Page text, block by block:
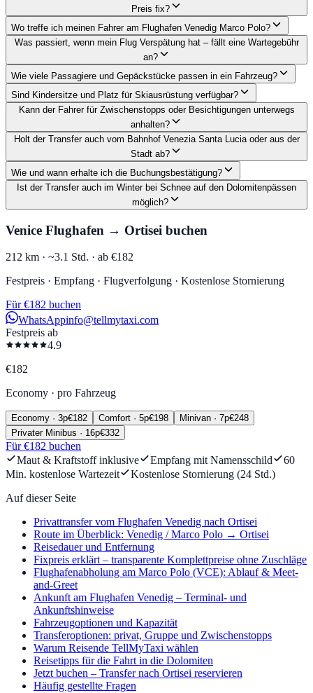
Preis fix?
Wo treffe ich meinen Fahrer am Flughafen Venedig Marco Polo?
Was passiert, wenn mein Flug Verspätung hat – fällt eine Wartegebühr
an?
Wie viele Passagiere und Gepäckstücke passen in ein Fahrzeug?
Sind Kindersitze und Platz für Skiausrüstung verfügbar?
Kann der Fahrer für Zwischenstopps oder Besichtigungen unterwegs
anhalten?
Holt der Transfer auch vom Bahnhof Venezia Santa Lucia oder aus der
Stadt ab?
Wie und wann erhalte ich die Buchungsbestätigung?
Ist der Transfer auch im Winter bei Schnee auf den Dolomitenpässen
möglich?
Venice Flughafen → Ortisei buchen
212 km · ~3.1 Std. · ab €182
Festpreis · Empfang · Flugverfolgung · Kostenlose Stornierung
Für €182 buchen
WhatsAppinfo@tellmytaxi.com
Festpreis ab
4.9
€182
Economy · pro Fahrzeug
Economy · 3p€182 Comfort · 5p€198 Minivan · 7p€248
Privater Minibus · 16p€332
Für €182 buchen
Maut & Kraftstoff inklusive
Empfang mit Namensschild
60
Min. kostenlose Wartezeit
Kostenlose Stornierung (24 Std.)
Auf dieser Seite
Privattransfer vom Flughafen Venedig nach Ortisei
Route im Überblick: Venedig / Marco Polo → Ortisei
Reisedauer und Entfernung
Fixpreis erklärt – transparente Komplettpreise ohne Zuschläge
Flughafenabholung am Marco Polo (VCE): Ablauf & Meet-
and-Greet
Ankunft am Flughafen Venedig – Terminal- und
Ankunftshinweise
Fahrzeugoptionen und Kapazität
Transferoptionen: privat, Gruppe und Zwischenstopps
Warum Reisende TellMyTaxi wählen
Reisetipps für die Fahrt in die Dolomiten
Jetzt buchen – Transfer nach Ortisei reservieren
Häufig gestellte Fragen